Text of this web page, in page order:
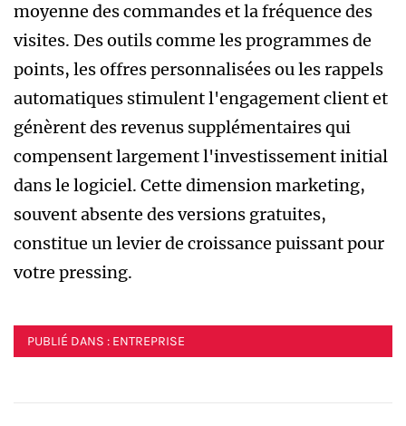
moyenne des commandes et la fréquence des
visites. Des outils comme les programmes de
points, les offres personnalisées ou les rappels
automatiques stimulent l'engagement client et
génèrent des revenus supplémentaires qui
compensent largement l'investissement initial
dans le logiciel. Cette dimension marketing,
souvent absente des versions gratuites,
constitue un levier de croissance puissant pour
votre pressing.
PUBLIÉ DANS : ENTREPRISE